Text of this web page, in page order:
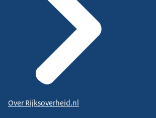
Over Rijksoverheid.nl